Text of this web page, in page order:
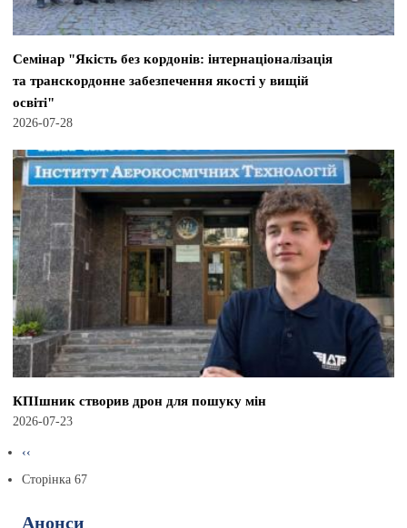
Семінар "Якість без кордонів: інтернаціоналізація
та транскордонне забезпечення якості у вищій
освіті"
2026-07-28
КПІшник створив дрон для пошуку мін
2026-07-23
Розбивка
на
Попередня
сторінка
‹‹
Сторінка 67
Анонси